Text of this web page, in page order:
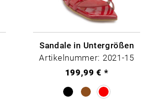
Sandale in Untergrößen
Artikelnummer: 2021-15
199,99 € *